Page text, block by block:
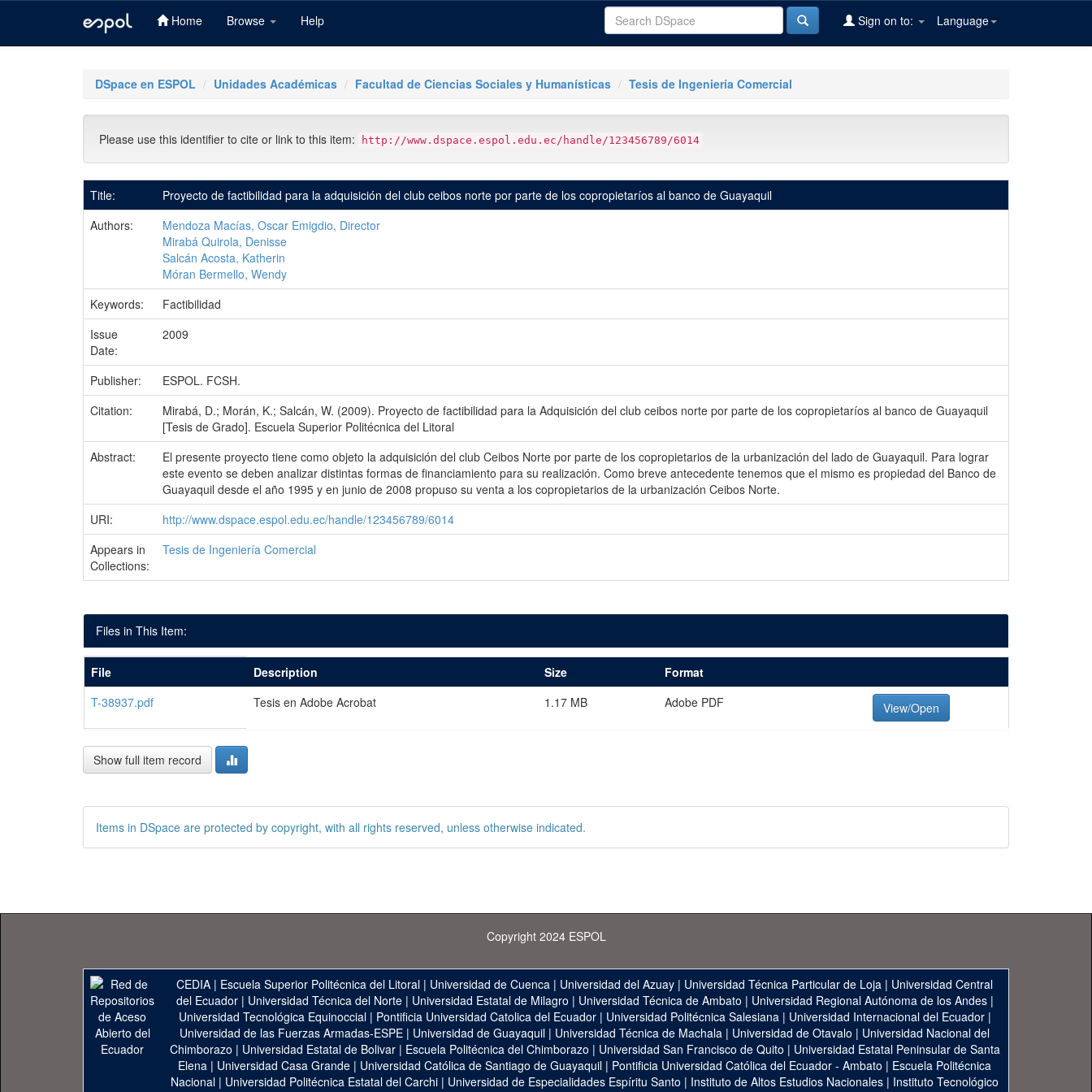
Home Browse Help Language
Sign on to:
DSpace en ESPOL Unidades Académicas Facultad de Ciencias Sociales y Humanísticas Tesis de Ingeniería Comercial
Please use this identifier to cite or link to this item: http://www.dspace.espol.edu.ec/handle/123456789/6014
Title:
Proyecto de factibilidad para la adquisición del club ceibos norte por parte de los copropietaríos al banco de Guayaquil
Authors:
Mendoza Macías, Oscar Emigdio, Director
Mirabá Quirola, Denisse
Salcán Acosta, Katherin
Móran Bermello, Wendy
Keywords:
Factibilidad
Issue
Date:
2009
Publisher:
ESPOL. FCSH.
Citation:
Mirabá, D.; Morán, K.; Salcán, W. (2009). Proyecto de factibilidad para la Adquisición del club ceibos norte por parte de los copropietaríos al banco de Guayaquil
[Tesis de Grado]. Escuela Superior Politécnica del Litoral
Abstract:
El presente proyecto tiene como objeto la adquisición del club Ceibos Norte por parte de los copropietarios de la urbanización del lado de Guayaquil. Para lograr
este evento se deben analizar distintas formas de financiamiento para su realización. Como breve antecedente tenemos que el mismo es propiedad del Banco de
Guayaquil desde el año 1995 y en junio de 2008 propuso su venta a los copropietarios de la urbanización Ceibos Norte.
URI:
http://www.dspace.espol.edu.ec/handle/123456789/6014
Appears in
Collections:
Tesis de Ingeniería Comercial
Files in This Item:
File Description Size
Format
T-38937.pdf
Tesis en Adobe Acrobat 1.17 MB Adobe PDF View/Open
Show full item record
Items in DSpace are protected by copyright, with all rights reserved, unless otherwise indicated.
Copyright 2024 ESPOL
CEDIA | Escuela Superior Politécnica del Litoral | Universidad de Cuenca | Universidad del Azuay | Universidad Técnica Particular de Loja | Universidad Central
del Ecuador| Universidad Técnica del Norte| Universidad Estatal de Milagro | Universidad Técnica de Ambato | Universidad Regional Autónoma de los Andes|
Universidad Tecnológica Equinoccial| Pontificia Universidad Catolica del Ecuador| Universidad Politécnica Salesiana| Universidad Internacional del Ecuador|
Universidad de las Fuerzas Armadas-ESPE | Universidad de Guayaquil | Universidad Técnica de Machala | Universidad de Otavalo | Universidad Nacional del
Chimborazo | Universidad Estatal de Bolivar| Escuela Politécnica del Chimborazo | Universidad San Francisco de Quito | Universidad Estatal Peninsular de Santa
Elena | Universidad Casa Grande | Universidad Católica de Santiago de Guayaquil | Pontificia Universidad Católica del Ecuador - Ambato | Escuela Politécnica
Nacional | Universidad Politécnica Estatal del Carchi | Universidad de Especialidades Espíritu Santo | Instituto de Altos Estudios Nacionales | Instituto Tecnológico